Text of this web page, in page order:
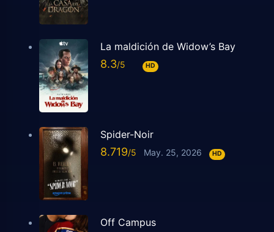
La maldición de Widow’s Bay
8.3 HD
Spider-Noir
8.719 May. 25, 2026 HD
Off Campus